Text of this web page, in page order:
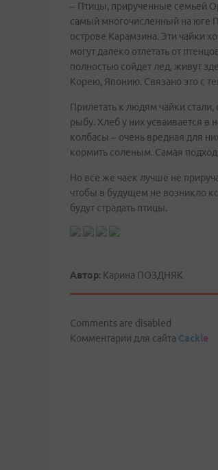
– Птицы, прирученные семьей
самый многочисленный на юге
острове Карамзина. Эти чайки
могут далеко отлетать от
полностью сойдет лед, живут
Корею, Японию. Связано это с
Прилетать к людям чайки стали,
рыбу. Хлеб у них усваивается в
колбасы – очень вредная для
кормить соленым. Самая
Но все же чаек лучше не
чтобы в будущем не возникло
будут страдать птицы.
Автор: Карина ПОЗДНЯК
Comments are disabled
Комментарии для сайта Cackle